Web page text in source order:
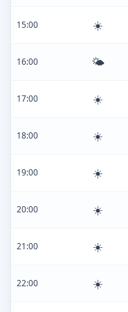
15:00 ☀️
16:00 🌤️
17:00 ☀️
18:00 ☀️
19:00 ☀️
20:00 ☀️
21:00 ☀️
22:00 ☀️